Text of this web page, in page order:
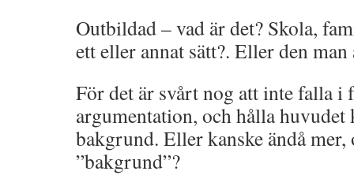
Outbildad – vad är det? Skola,
ett eller annat sätt?. Eller den
För det är svårt nog att inte falla
argumentation, och hålla huvudet
bakgrund. Eller kanske ändå mer,
”bakgrund”?